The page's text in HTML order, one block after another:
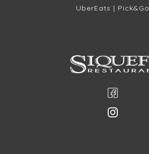
UberEats | Pick&Go